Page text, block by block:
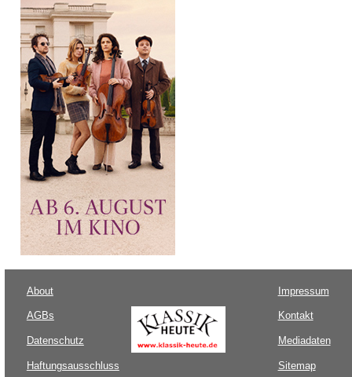
About
AGBs
Datenschutz
Haftungsausschluss
Impressum
Kontakt
Mediadaten
Sitemap